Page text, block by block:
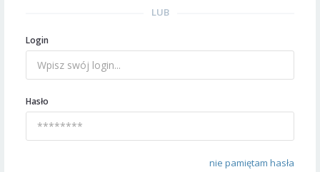
LUB
Login
Hasło
nie pamiętam hasła